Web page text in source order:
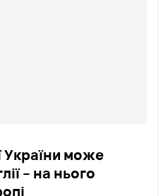
України може
– на нього